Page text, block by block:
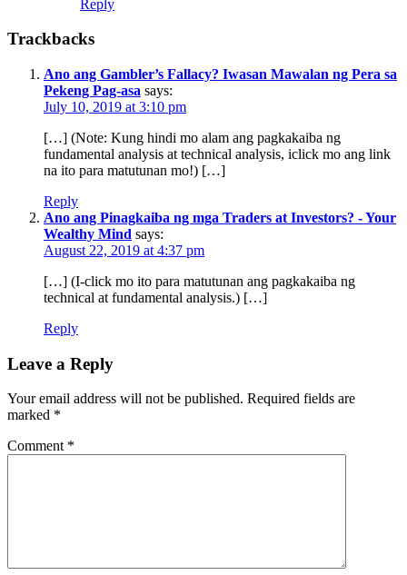
Reply
Trackbacks
Ano ang Gambler’s Fallacy? Iwasan Mawalan ng Pera sa
Pekeng Pag-asa says:
July 10, 2019 at 3:10 pm
[…] (Note: Kung hindi mo alam ang pagkakaiba ng
fundamental analysis at technical analysis, iclick mo ang link
na ito para matutunan mo!) […]
Reply
Ano ang Pinagkaiba ng mga Traders at Investors? - Your
Wealthy Mind says:
August 22, 2019 at 4:37 pm
[…] (I-click mo ito para matutunan ang pagkakaiba ng
technical at fundamental analysis.) […]
Reply
Leave a Reply
Your email address will not be published. Required fields are
marked *
Comment *